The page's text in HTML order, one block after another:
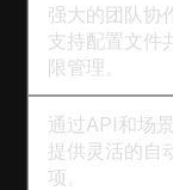
强大的团队协
支持配置文件
限管理。
通过API和场
提供灵活的自
项。